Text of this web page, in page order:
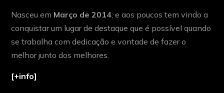
Nasceu em Março de 2014 , e aos poucos tem vindo a
conquistar um lugar de destaque que é possível quando
se trabalha com dedicação e vontade de fazer o
melhor junto dos melhores.
[+info]